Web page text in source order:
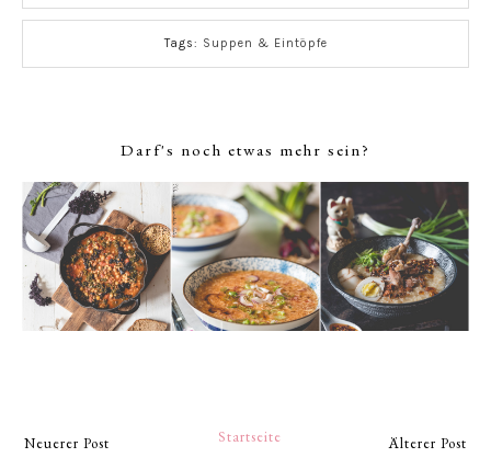
Tags: Suppen & Eintöpfe
Darf's noch etwas mehr sein?
Neuerer Post Älterer Post
Startseite